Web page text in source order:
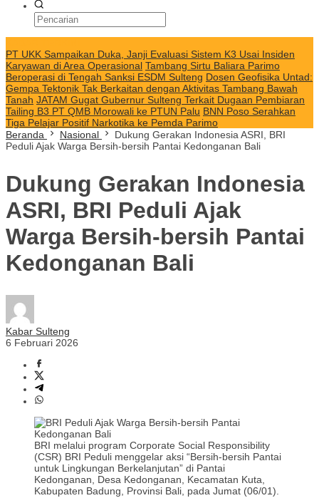
PT UKK Sampaikan Duka, Janji Evaluasi Sistem K3 Usai Insiden
Karyawan di Area Operasional Tambang Sirtu Baliara Parimo
Beroperasi di Tengah Sanksi ESDM Sulteng Dosen Geofisika Untad:
Gempa Tektonik Tak Berkaitan dengan Aktivitas Tambang Bawah
Tanah JATAM Gugat Gubernur Sulteng Terkait Dugaan Pembiaran
Tailing B3 PT QMB Morowali ke PTUN Palu BNN Poso Serahkan
Tiga Pelajar Positif Narkotika ke Pemda Parimo
Beranda
Nasional
Dukung Gerakan Indonesia ASRI, BRI
Peduli Ajak Warga Bersih-bersih Pantai Kedonganan Bali
Dukung Gerakan Indonesia
ASRI, BRI Peduli Ajak
Warga Bersih-bersih Pantai
Kedonganan Bali
Kabar Sulteng
6 Februari 2026
BRI melalui program Corporate Social Responsibility
(CSR) BRI Peduli menggelar aksi “Bersih-bersih Pantai
untuk Lingkungan Berkelanjutan” di Pantai
Kedonganan, Desa Kedonganan, Kecamatan Kuta,
Kabupaten Badung, Provinsi Bali, pada Jumat (06/01).